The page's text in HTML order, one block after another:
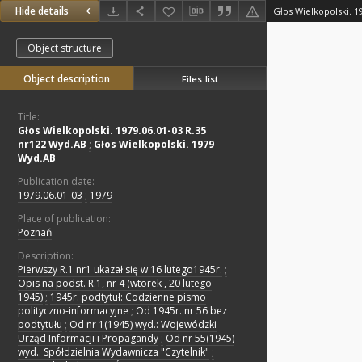
Hide details
Object structure
Object description Files list
Title:
Głos Wielkopolski. 1979.06.01-03 R.35
nr122 Wyd.AB ; Głos Wielkopolski. 1979
Wyd.AB
Publication date:
1979.06.01-03 ; 1979
Place of publication:
Poznań
Description:
Pierwszy R.1 nr1 ukazał się w 16 lutego1945r. ;
Opis na podst. R.1, nr 4 (wtorek , 20 lutego
1945) ; 1945r. podtytuł: Codzienne pismo
polityczno-informacyjne ; Od 1945r. nr 56 bez
podtytułu ; Od nr 1(1945) wyd.: Wojewódzki
Urząd Informacji i Propagandy ; Od nr 55(1945)
wyd.: Spółdzielnia Wydawnicza "Czytelnik" ;